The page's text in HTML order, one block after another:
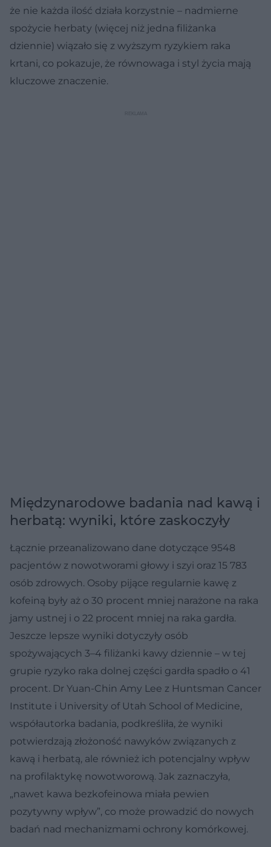
że nie każda ilość działa korzystnie – nadmierne
spożycie herbaty (więcej niż jedna filiżanka
dziennie) wiązało się z wyższym ryzykiem raka
krtani, co pokazuje, że równowaga i styl życia mają
kluczowe znaczenie.
Międzynarodowe badania nad kawą i
herbatą: wyniki, które zaskoczyły
Łącznie przeanalizowano dane dotyczące 9548
pacjentów z nowotworami głowy i szyi oraz 15 783
osób zdrowych. Osoby pijące regularnie kawę z
kofeiną były aż o 30 procent mniej narażone na raka
jamy ustnej i o 22 procent mniej na raka gardła.
Jeszcze lepsze wyniki dotyczyły osób
spożywających 3–4 filiżanki kawy dziennie – w tej
grupie ryzyko raka dolnej części gardła spadło o 41
procent. Dr Yuan-Chin Amy Lee z Huntsman Cancer
Institute i University of Utah School of Medicine,
współautorka badania, podkreśliła, że wyniki
potwierdzają złożoność nawyków związanych z
kawą i herbatą, ale również ich potencjalny wpływ
na profilaktykę nowotworową. Jak zaznaczyła,
„nawet kawa bezkofeinowa miała pewien
pozytywny wpływ”, co może prowadzić do nowych
badań nad mechanizmami ochrony komórkowej.